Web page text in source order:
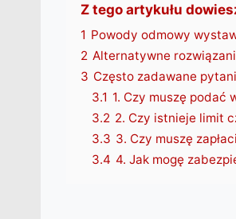
Z tego artykułu
1 Powody odmowy
2 Alternatywne
3 Często zadawane
3.1 1. Czy muszę
3.2 2. Czy istnieje limit
3.3 3. Czy muszę
3.4 4. Jak mogę